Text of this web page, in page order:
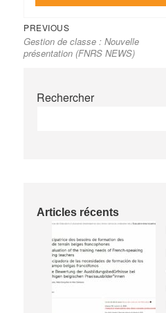
Navigation
de
l’article
PREVIOUSPrevious
post:
Gestion de classe : Nouvelle
présentation (FNRS NEWS)
Rechercher
Articles récents